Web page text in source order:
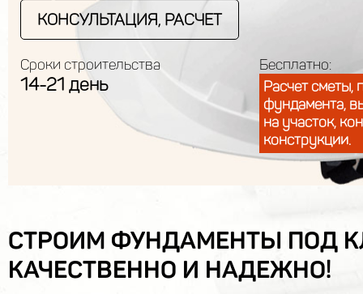
КОНСУЛЬТАЦИЯ, РАСЧЕТ
Сроки строительства
14-21 день
Бесплатно:
Расчет сметы,
фундамента,
на участок,
конструкции.
СТРОИМ ФУНДАМЕНТЫ ПОД
КАЧЕСТВЕННО И НАДЕЖНО!